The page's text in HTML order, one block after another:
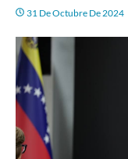
31 De Octubre De 2024